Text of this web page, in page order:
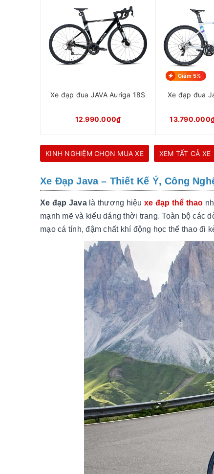
Xe đạp đua JAVA Auriga 18S
12.990.000₫
Giảm 5%
Xe đạp đua
KINH NGHIỆM CHỌN MUA XE XEM TẤT CẢ XE
Xe Đạp Java – Thiết Kế Ý, Công
Xe đạp Javalà thương hiệu xe đạp thể thao
mạnh mẽ và kiểu dáng thời trang. Toàn bộ các
mạo cá tính, đậm chất khí động học thể thao đi